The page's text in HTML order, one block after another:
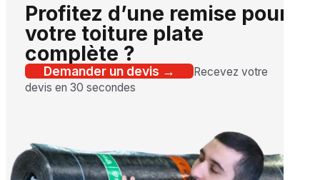
Profitez d’une remise pour
votre toiture plate
complète ?
Demander un devis →
Recevez votre
devis en 30 secondes